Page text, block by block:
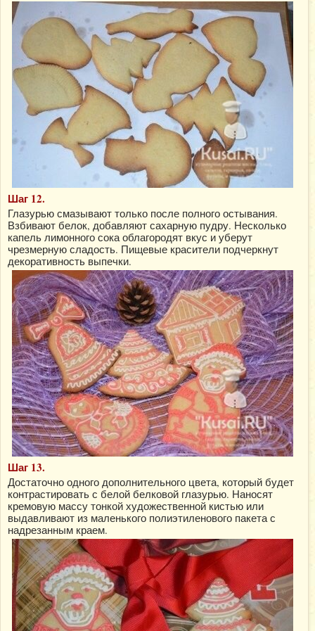
Шаг 12.
Глазурью смазывают только после полного остывания.
Взбивают белок, добавляют сахарную пудру. Несколько
капель лимонного сока облагородят вкус и уберут
чрезмерную сладость. Пищевые красители подчеркнут
декоративность выпечки.
Шаг 13.
Достаточно одного дополнительного цвета, который будет
контрастировать с белой белковой глазурью. Наносят
кремовую массу тонкой художественной кистью или
выдавливают из маленького полиэтиленового пакета с
надрезанным краем.